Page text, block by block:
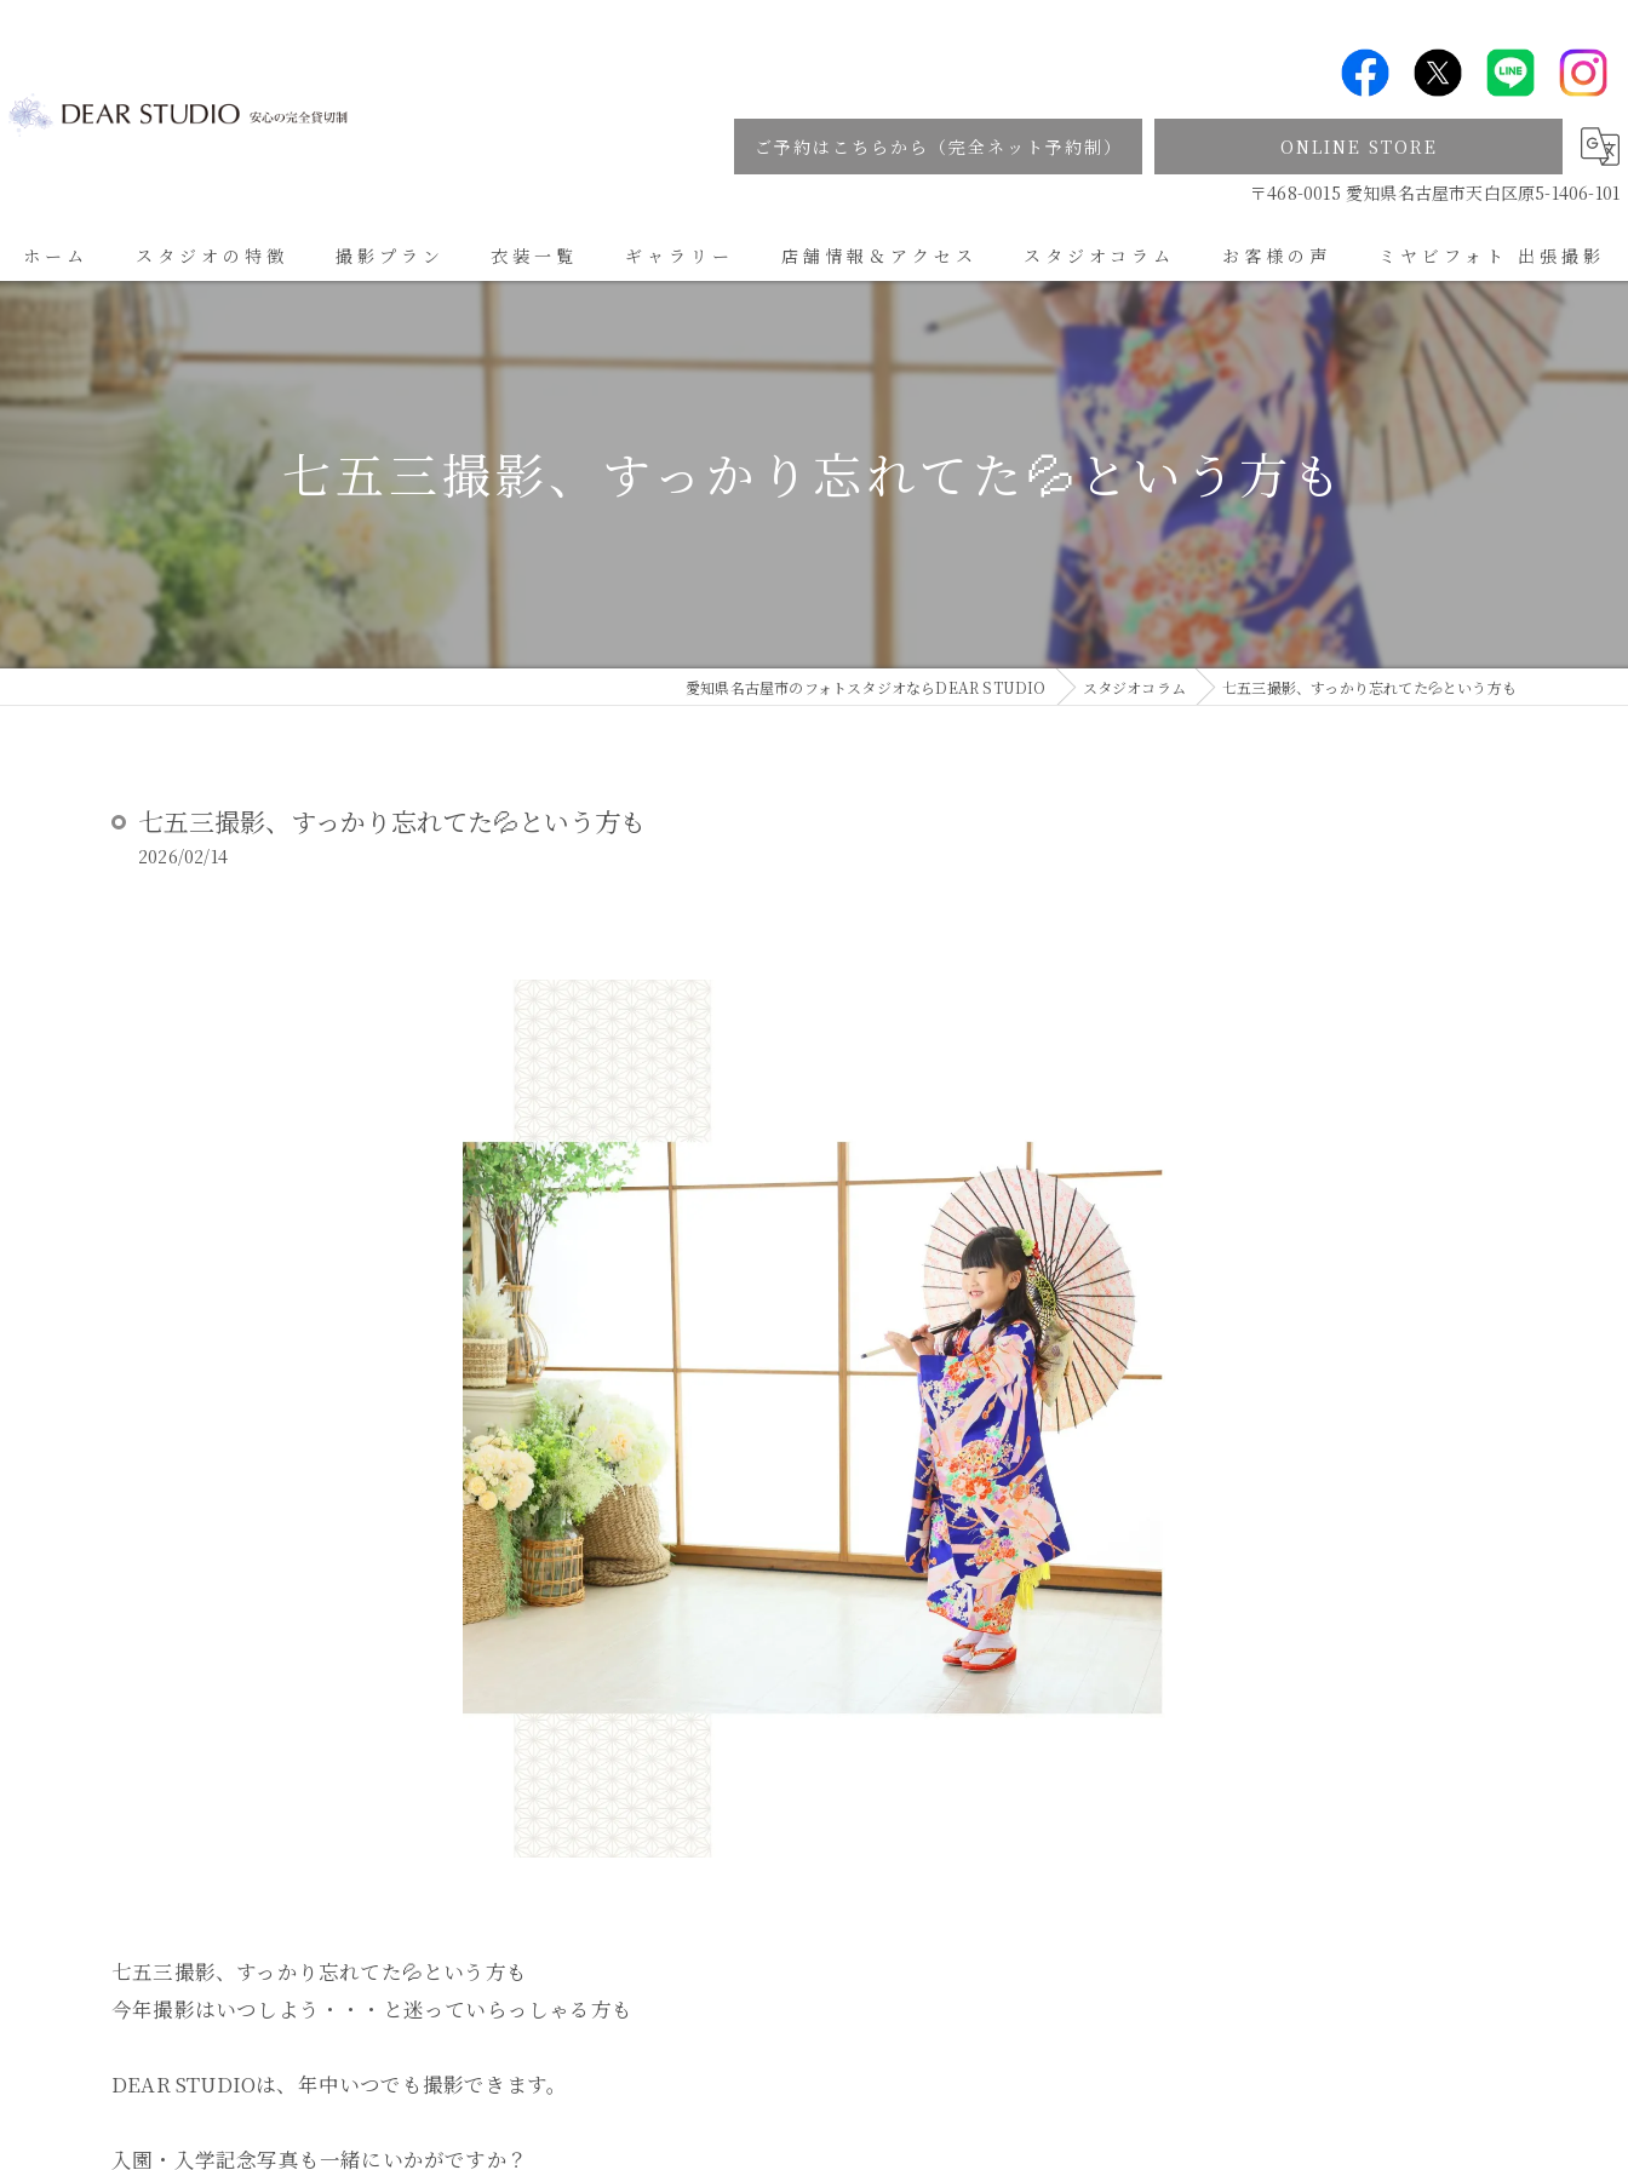
ご予約はこちらから（完全ネット予約制）
ONLINE STORE
〒468-0015 愛知県名古屋市天白区原5-1406-101
ホーム スタジオの特徴
振袖
ブライダル
DEAR STUDIOとは
DEAR STUDIOご利用ガイド
撮影プラン
思い出に残る成人振袖撮影
衣装一覧 ギャラリー 店舗情報＆アクセス スタジオコラム
コラム
お客様の声 ミヤビフォト 出張撮影
出張撮影について
七五三撮影、すっかり忘れてた💦という方も
愛知県名古屋市のフォトスタジオならDEAR STUDIO スタジオコラム 七五三撮影、すっかり忘れてた💦という方も
七五三撮影、すっかり忘れてた💦という方も
2026/02/14
七五三撮影、すっかり忘れてた💦という方も
今年撮影はいつしよう・・・と迷っていらっしゃる方も
DEAR STUDIOは、年中いつでも撮影できます。
入園・入学記念写真も一緒にいかがですか？